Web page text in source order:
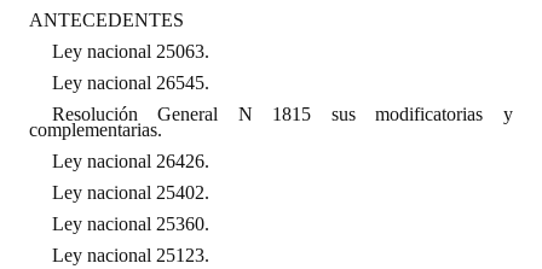
LEGISLACIÓN
Constitución Nacional
Constitución Provincial
Carta Orgánica 2007
Reglamento Interno
ANTECEDENTES
Ley nacional 25063.
Ley nacional 26545.
Resolución General N 1815 sus modificatorias y
complementarias.
Ley nacional 26426.
Ley nacional 25402.
Ley nacional 25360.
Ley nacional 25123.